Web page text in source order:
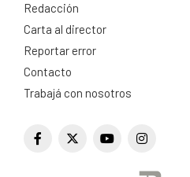
Redacción
Carta al director
Reportar error
Contacto
Trabajá con nosotros